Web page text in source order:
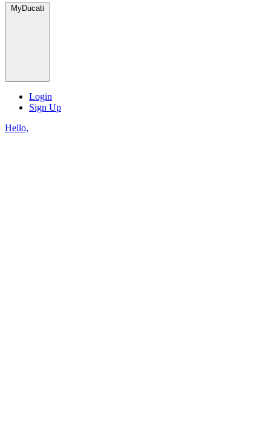
MyDucati
Login
Sign Up
Hello,